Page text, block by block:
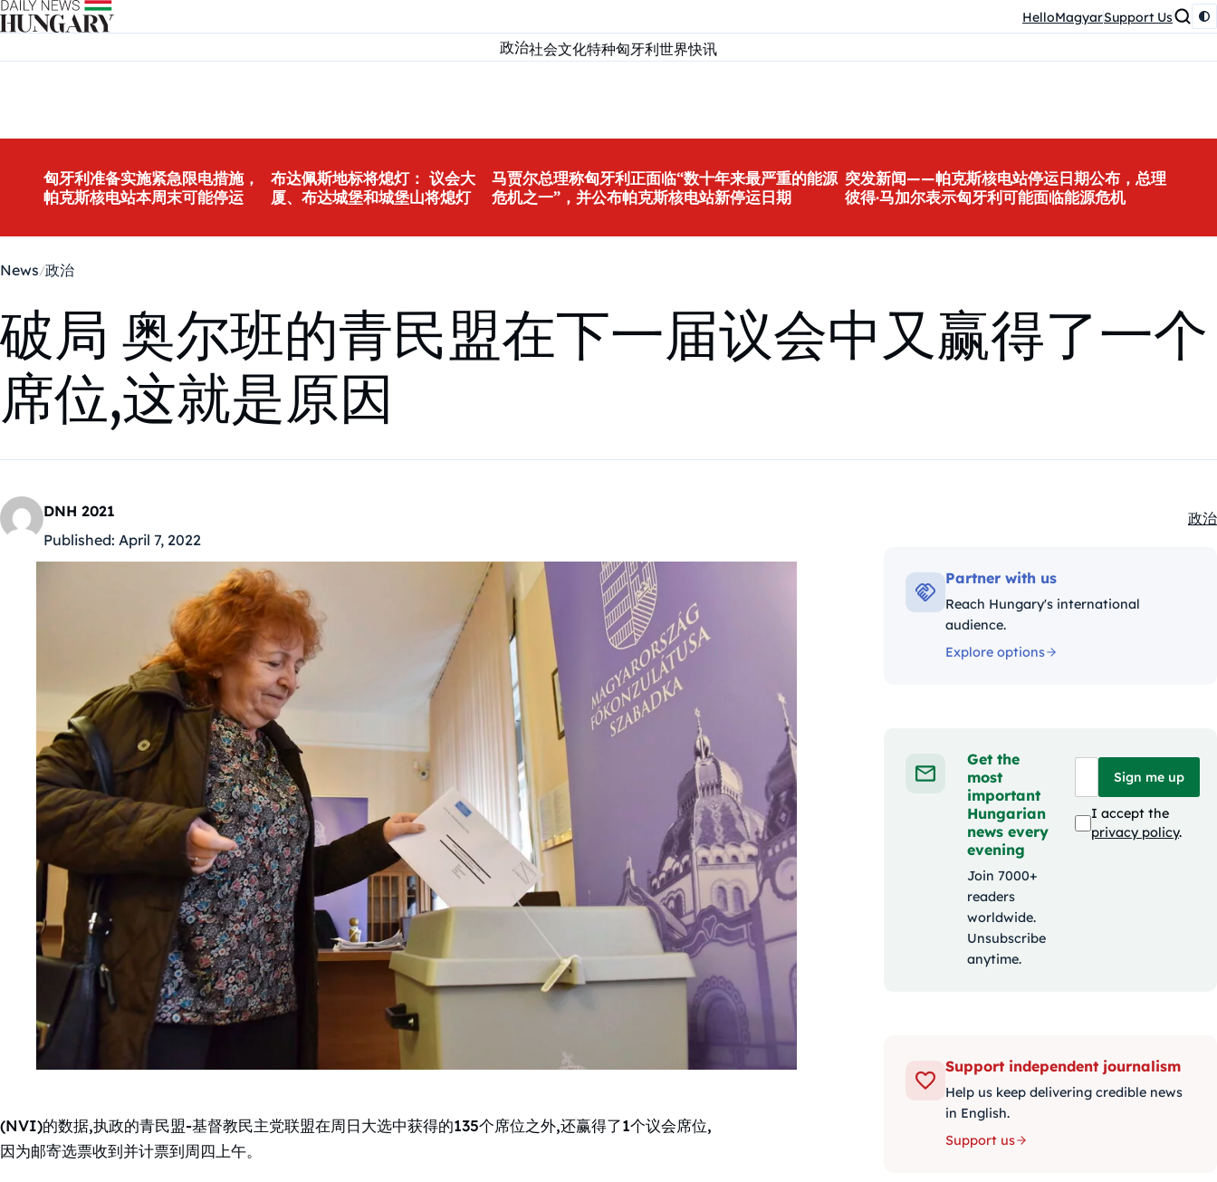
Skip to content HelloMagyarSupport Us
政治社会文化特种匈牙利世界快讯
匈牙利准备实施紧急限电措施，
帕克斯核电站本周末可能停运
布达佩斯地标将熄灯： 议会大
厦、布达城堡和城堡山将熄灯
马贾尔总理称匈牙利正面临“数十年来最严重的能源
危机之一”，并公布帕克斯核电站新停运日期
突发新闻——帕克斯核电站停运日期公布，总理
彼得·马加尔表示匈牙利可能面临能源危机
News 政治
破局 奥尔班的青民盟在下一届议会中又赢得了一个
席位,这就是原因
DNH 2021
Published: April 7, 2022
政治
(NVI)的数据,执政的青民盟-基督教民主党联盟在周日大选中获得的135个席位之外,还赢得了1个议会席位,
因为邮寄选票收到并计票到周四上午。
Partner with us
Reach Hungary's international
audience.
Explore options
Get the
most
important
Hungarian
news every
evening
Join 7000+
readers
worldwide.
Unsubscribe
anytime.
Sign me up
I accept the
privacy policy.
Support independent journalism
Help us keep delivering credible news
in English.
Support us